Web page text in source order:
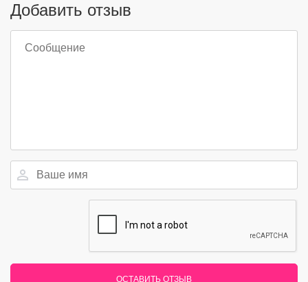
Добавить отзыв
ОСТАВИТЬ ОТЗЫВ